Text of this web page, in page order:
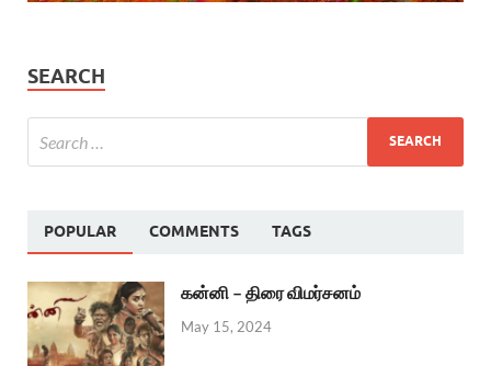
SEARCH
POPULAR COMMENTS TAGS
கன்னி – திரை விமர்சனம்
May 15, 2024